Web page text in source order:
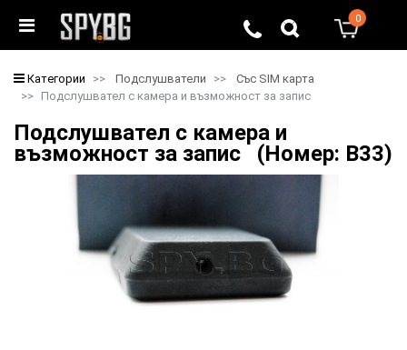
0
Категории Подслушватели
Със SIM карта
Подслушвател с камера и възможност за запис
Подслушвател с камера и
възможност за запис (Номер: B33)